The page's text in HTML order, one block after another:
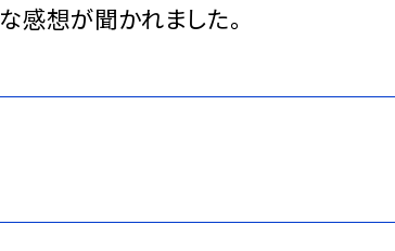
感想が聞かれました。